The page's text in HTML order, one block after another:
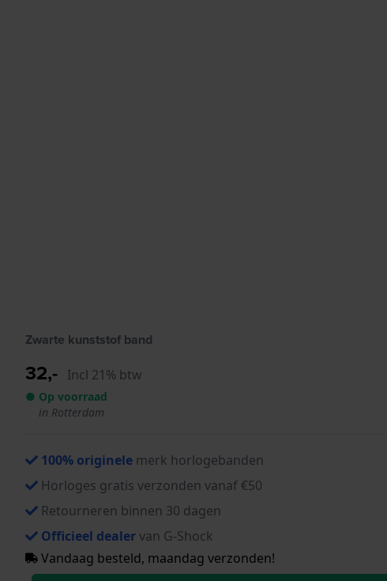
Zwarte kunststof band
32,- Incl 21% btw
● Op voorraad
in Rotterdam
100% originele merk horlogebanden
Horloges gratis verzonden vanaf €50
Retourneren binnen 30 dagen
Officieel dealervan G-Shock
Vandaag besteld, maandag verzonden!